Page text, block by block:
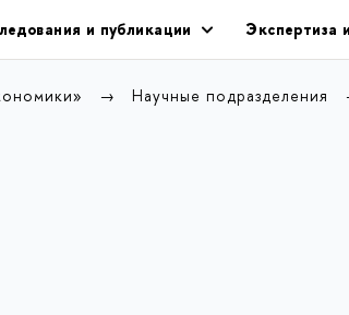
и публикации Экспертиза
Научные подразделения